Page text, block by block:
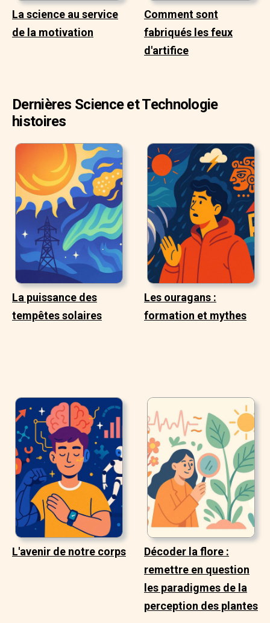
La science au service
de la motivation
Comment sont
fabriqués les feux
d'artifice
Dernières Science et Technologie
histoires
La puissance des
tempêtes solaires
Les ouragans :
formation et mythes
L'avenir de notre corps
Décoder la flore :
remettre en question
les paradigmes de la
perception des plantes